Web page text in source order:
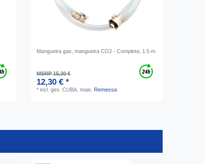
Mangueira gas, mangueira CO2 - Completa, 1.5 m
MSRP 15,30 €
12,30 € *
*incl. ges. CUBA. mais. Remessa